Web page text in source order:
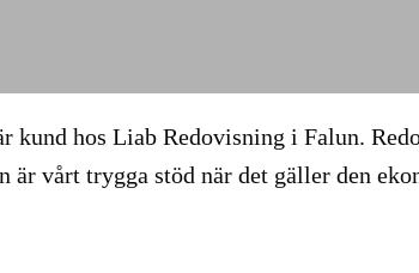
kund hos Liab Redovisning i Falun.
är vårt trygga stöd när det gäller den